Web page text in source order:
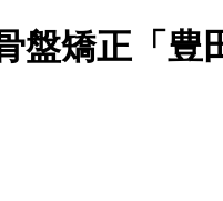
盤矯正「豊